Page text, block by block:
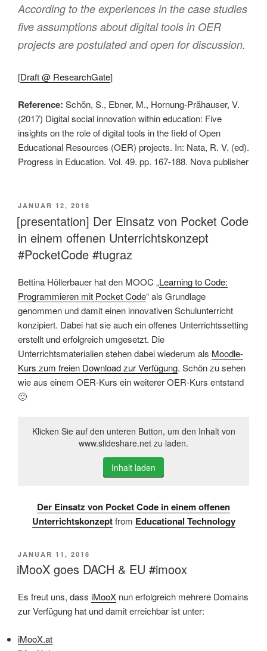
According to the experiences in the case studies
five assumptions about digital tools in OER
projects are postulated and open for discussion.
[Draft @ ResearchGate]
Reference: Schön, S., Ebner, M., Hornung-Prähauser, V.
(2017) Digital social innovation within education: Five
insights on the role of digital tools in the field of Open
Educational Resources (OER) projects. In: Nata, R. V. (ed).
Progress in Education. Vol. 49. pp. 167-188. Nova publisher
VERÖFFENTLICHT
AM
JANUAR 12, 2018
[presentation] Der Einsatz von Pocket Code
in einem offenen Unterrichtskonzept
#PocketCode #tugraz
Bettina Höllerbauer hat den MOOC „Learning to Code:
Programmieren mit Pocket Code“ als Grundlage
genommen und damit einen innovativen Schulunterricht
konzipiert. Dabei hat sie auch ein offenes Unterrichtssetting
erstellt und erfolgreich umgesetzt. Die
Unterrichtsmaterialien stehen dabei wiederum als Moodle-
Kurs zum freien Download zur Verfügung. Schön zu sehen
wie aus einem OER-Kurs ein weiterer OER-Kurs entstand
🙂
Klicken Sie auf den unteren Button, um den Inhalt von
www.slideshare.net zu laden.
Inhalt laden
Der Einsatz von Pocket Code in einem offenen
Unterrichtskonzept from Educational Technology
VERÖFFENTLICHT
AM
JANUAR 11, 2018
iMooX goes DACH & EU #imoox
Es freut uns, dass iMooX nun erfolgreich mehrere Domains
zur Verfügung hat und damit erreichbar ist unter:
iMooX.at